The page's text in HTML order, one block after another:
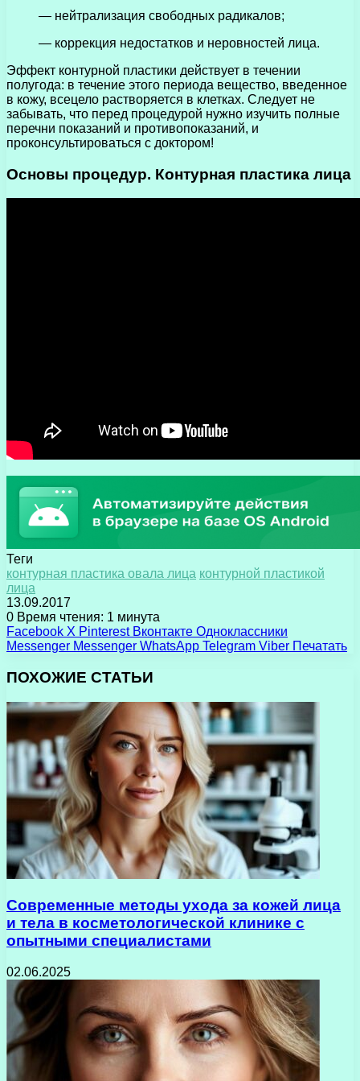
— нейтрализация свободных радикалов;
— коррекция недостатков и неровностей лица.
Эффект контурной пластики действует в течении
полугода: в течение этого периода вещество, введенное
в кожу, всецело растворяется в клетках. Следует не
забывать, что перед процедурой нужно изучить полные
перечни показаний и противопоказаний, и
проконсультироваться с доктором!
Основы процедур. Контурная пластика лица
Теги
контурная пластика овала лица контурной пластикой
лица
13.09.2017
0 Время чтения: 1 минута
Facebook X Pinterest Вконтакте Одноклассники
Messenger Messenger WhatsApp Telegram Viber Печатать
ПОХОЖИЕ СТАТЬИ
Современные методы ухода за кожей лица
и тела в косметологической клинике с
опытными специалистами
02.06.2025